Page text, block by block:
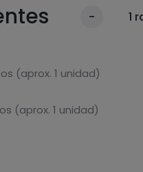
- 1
(aprox. 1 unidad)
(aprox. 1 unidad)